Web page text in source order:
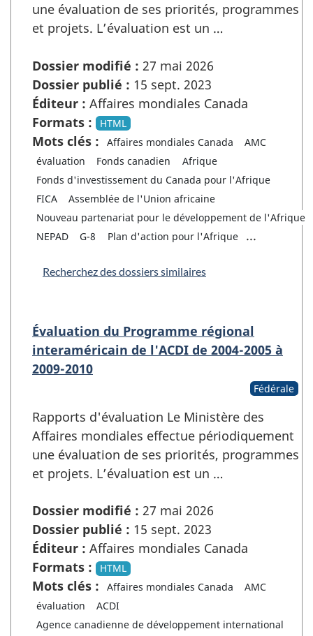
une évaluation de ses priorités, programmes
et projets. L’évaluation est un …
Dossier modifié : 27 mai 2026
Dossier publié : 15 sept. 2023
Éditeur : Affaires mondiales Canada
Formats :
HTML
Mots clés : Affaires mondiales Canada
AMC
évaluation
Fonds canadien
Afrique
Fonds d'investissement du Canada pour l'Afrique
FICA
Assemblée de l'Union africaine
Nouveau partenariat pour le développement de l'Afrique
NEPAD
G-8 Plan d'action pour l'Afrique ...
Recherchez des dossiers similaires
Évaluation du Programme régional
interaméricain de l'ACDI de 2004-2005 à
2009-2010
Fédérale
Rapports d'évaluation Le Ministère des
Affaires mondiales effectue périodiquement
une évaluation de ses priorités, programmes
et projets. L’évaluation est un …
Dossier modifié : 27 mai 2026
Dossier publié : 15 sept. 2023
Éditeur : Affaires mondiales Canada
Formats :
HTML
Mots clés : Affaires mondiales Canada
AMC
évaluation
ACDI
Agence canadienne de développement international